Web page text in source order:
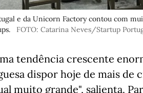
e da Unicorn Factory contou com
FOTO: Catarina Neves/Startup
tendência crescente
dispor hoje de mais de
muito grande", salienta.